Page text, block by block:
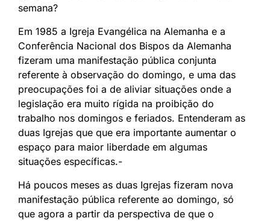
semana?
Em 1985 a Igreja Evangélica na Alemanha e a
Conferência Nacional dos Bispos da Alemanha
fizeram uma manifestação pública conjunta
referente à observação do domingo, e uma das
preocupações foi a de aliviar situações onde a
legislação era muito rígida na proibição do
trabalho nos domingos e feriados. Entenderam as
duas Igrejas que que era importante aumentar o
espaço para maior liberdade em algumas
situações específicas.-
Há poucos meses as duas Igrejas fizeram nova
manifestação pública referente ao domingo, só
que agora a partir da perspectiva de que o